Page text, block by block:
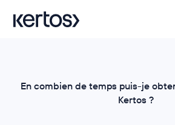
En combien de temps puis-je
Kertos ?